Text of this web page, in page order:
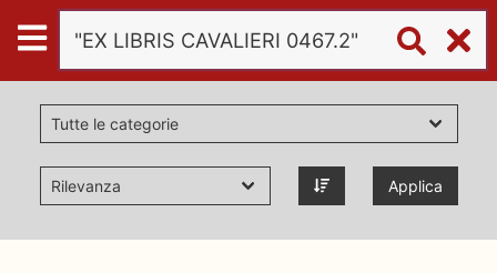
Digital
Humanities
Donazioni
Pubblicazioni Applica